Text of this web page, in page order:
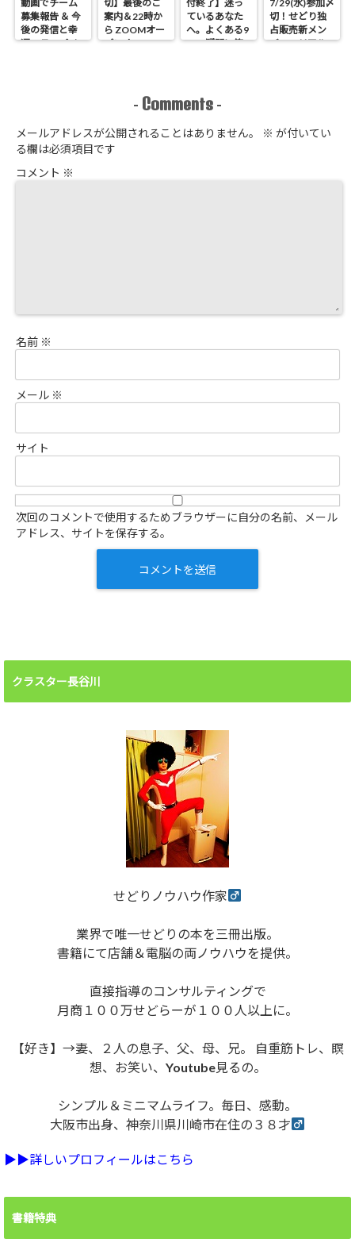
動画でチーム
募集報告 ＆ 今
後の発信と幸
運のラッパイ
切】最後のご
案内＆22時か
ら ZOOMオー
プンオフィス
付終了】迷っ
ているあなた
へ。よくある9
つの疑問に答
7/29(水)参加〆
切！せどり独
占販売新メン
バーのリアル
- Comments -
メールアドレスが公開されることはありません。 ※ が付いてい
る欄は必須項目です
コメント ※
名前 ※
メール ※
サイト
次回のコメントで使用するためブラウザーに自分の名前、メール
アドレス、サイトを保存する。
クラスター長谷川
せどりノウハウ作家
業界で唯一せどりの本を三冊出版。
書籍にて店舗＆電脳の両ノウハウを提供。
直接指導のコンサルティングで
月商１００万せどらーが１００人以上に。
【好き】→妻、２人の息子、父、母、兄。 自重筋トレ、瞑
想、お笑い、Youtube見るの。
シンプル＆ミニマムライフ。毎日、感動。
大阪市出身、神奈川県川崎市在住の３８才
▶︎▶︎詳しいプロフィールはこちら
書籍特典